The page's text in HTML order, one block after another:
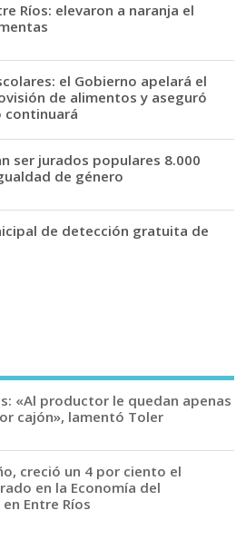
Ríos: elevaron a naranja el
el Gobierno apelará el
de alimentos y aseguró
continuará
ser jurados populares 8.000
de género
de detección gratuita de
«Al productor le quedan apenas
cajón», lamentó Toler
creció un 4 por ciento el
en la Economía del
Entre Ríos